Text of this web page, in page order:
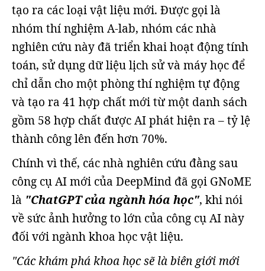
tạo ra các loại vật liệu mới. Được gọi là
nhóm thí nghiệm A-lab, nhóm các nhà
nghiên cứu này đã triển khai hoạt động tính
toán, sử dụng dữ liệu lịch sử và máy học để
chỉ dẫn cho một phòng thí nghiệm tự động
và tạo ra 41 hợp chất mới từ một danh sách
gồm 58 hợp chất được AI phát hiện ra – tỷ lệ
thành công lên đến hơn 70%.
Chính vì thế, các nhà nghiên cứu đằng sau
công cụ AI mới của DeepMind đã gọi GNoME
là "ChatGPT của ngành hóa học", khi nói
về sức ảnh hưởng to lớn của công cụ AI này
đối với ngành khoa học vật liệu.
"Các khám phá khoa học sẽ là biên giới mới